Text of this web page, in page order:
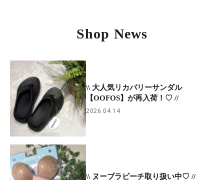
Shop News
\\ 大人気リカバリーサンダル
【OOFOS】が再入荷！♡ //
2026.04.14
\\ ヌーブラビーチ取り扱い中♡ //